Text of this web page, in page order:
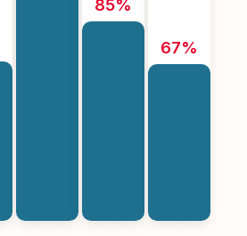
85%
67%